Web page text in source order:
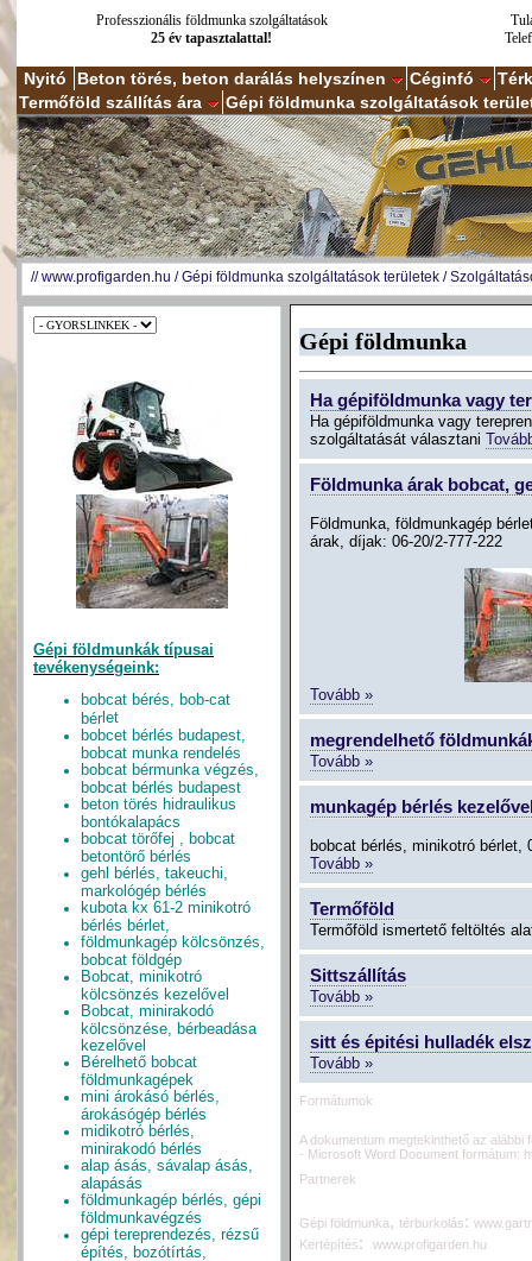
Professzionális földmunka szolgáltatások
25 év tapasztalattal!
Nyitó Beton törés, beton darálás helyszínen Céginfó
Termőföld szállítás ára
Gépi földmunka szolgáltatások
//www.profigarden.hu /Gépi földmunka szolgáltatások területek /
Gépi földmunkák típusai
tevékenységeink:
bobcat bérés, bob-cat
bér let
bobcet bérlés budapest,
bobcat munka rendelés
bobcat bérmunka végzés,
bobcat bérlés budapest
beton törés hidrau ikus
bontókalapács
bobcat törőfej , bobcat
betontörő bérlés
gehl bérlés, takeuchi,
markológép bérlés
kubota kx 61-2 minikotró
bérlés bérlet,
földmunkagép kölcsönzés,
bobcat földgép
Bobcat, minikotró
kölcsönzés kezelővel
Bobcat, minirakodó
kölcsönzése, bérbeadása
kezelővel
Bérelhető bobcat
földmunkagépek
mini árokásó bérlés,
árokásógép bérlés
midikotró bérlés,
minirakodó bérlés
alap ásás, sávalap ásás,
alapásás
földmunkagép bérlés, gépi
földmunkavégzés
gépi tereprendezés, rézsű
építés, bozótírtás,
Gépi földmunka
Ha gépiföldmunka vagy
Ha gépiföldmunka vagy
szolgáltatását választani
Földmunka árak bobcat,
Földmunka, földmunkagép
árak, díjak: 06-20/2-777-222
Tovább »
megrendelhető
Tovább »
munkagép bérlés
bobcat bérlés, minikotró bérlet,
Tovább »
Termőföld
Termőföld ismertető feltöltés
Sittszállítás
Tovább »
sitt és épitési hulladék
Tovább »
Formátumok
A dokumentum megtekinthető az alábbi
- Microsoft Word Document formátum:
Partnerek
Gépi földmunka, térburkolás:
Kertépítés: www.profigarden.hu